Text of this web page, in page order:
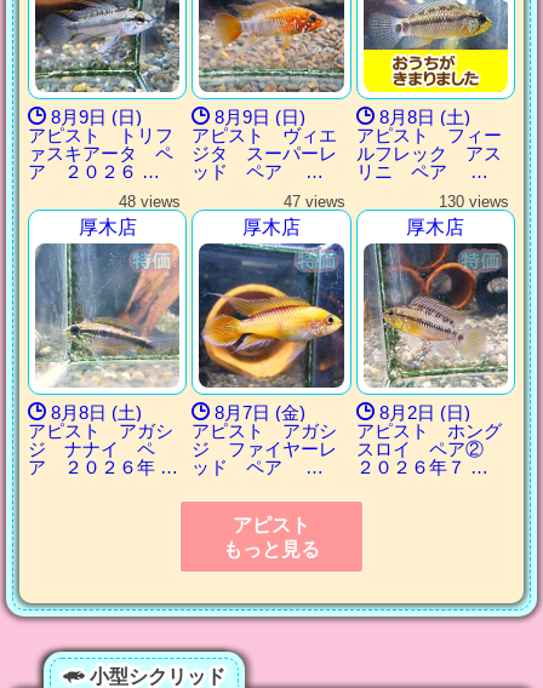
8月9日 (日)
アピスト トリフ
ァスキアータ ペ
ア ２０２６ …
8月9日 (日)
アピスト ヴィエ
ジタ スーパーレ
ッド ペア …
8月8日 (土)
アピスト フィー
ルフレック アス
リニ ペア …
48 views
厚木店
8月8日 (土)
アピスト アガシ
ジ ナナイ ペ
ア ２０２６年 …
47 views
厚木店
8月7日 (金)
アピスト アガシ
ジ ファイヤーレ
ッド ペア …
130 views
厚木店
8月2日 (日)
アピスト ホング
スロイ ペア②
２０２６年７ …
アピスト
もっと見る
小型シクリッド